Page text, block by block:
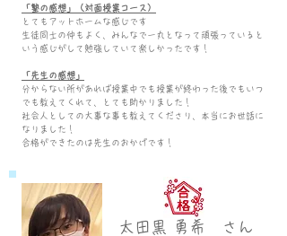
「塾の感想」（対面授業コース）
とてもアットホームな感じです
生徒同士の仲もよく、みんなで一丸となって頑張っていると
いう感じがして勉強していて楽しかったです！
「先生の感想」
分からない所があれば授業中でも授業が終わった後でもいつ
でも教えてくれて、とても助かりました！
社会人としての大事な事も教えてくださり、本当にお世話に
なりました！
合格ができたのは先生のおかげです！
太田黒 勇希 さん